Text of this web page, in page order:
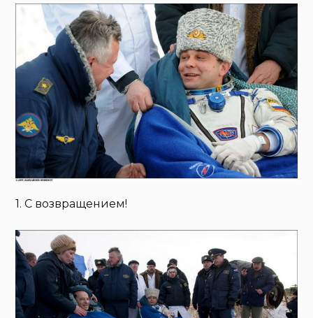
1. С возвращением!